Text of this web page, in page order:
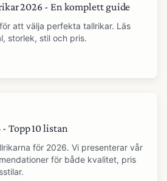
2026 - En komplett guide
att välja perfekta tallrikar. Läs
storlek, stil och pris.
Topp 10 listan
för 2026. Vi presenterar vår
för både kvalitet, pris